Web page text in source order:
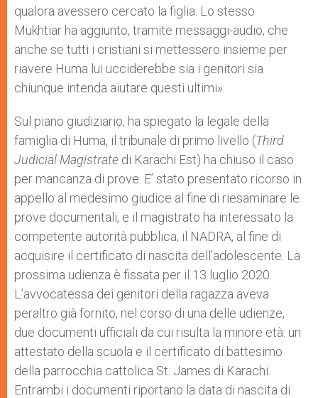
qualora avessero cercato la figlia. Lo stesso
Mukhtiar ha aggiunto, tramite messaggi-audio, che
anche se tutti i cristiani si mettessero insieme per
riavere Huma lui ucciderebbe sia i genitori sia
chiunque intenda aiutare questi ultimi».
Sul piano giudiziario, ha spiegato la legale della
famiglia di Huma, il tribunale di primo livello (Third
Judicial Magistrate di Karachi Est) ha chiuso il caso
per mancanza di prove. E’ stato presentato ricorso in
appello al medesimo giudice al fine di riesaminare le
prove documentali, e il magistrato ha interessato la
competente autorità pubblica, il NADRA, al fine di
acquisire il certificato di nascita dell’adolescente. La
prossima udienza è fissata per il 13 luglio 2020.
L’avvocatessa dei genitori della ragazza aveva
peraltro già fornito, nel corso di una delle udienze,
due documenti ufficiali da cui risulta la minore età: un
attestato della scuola e il certificato di battesimo
della parrocchia cattolica St. James di Karachi.
Entrambi i documenti riportano la data di nascita di